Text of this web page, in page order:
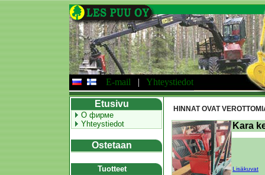
E-mail | Yhteystiedot
Etusivu
О фирме
Yhteystiedot
Ostetaan
Tuotteet
HINNAT OVAT
Kara
Lisäkuvat